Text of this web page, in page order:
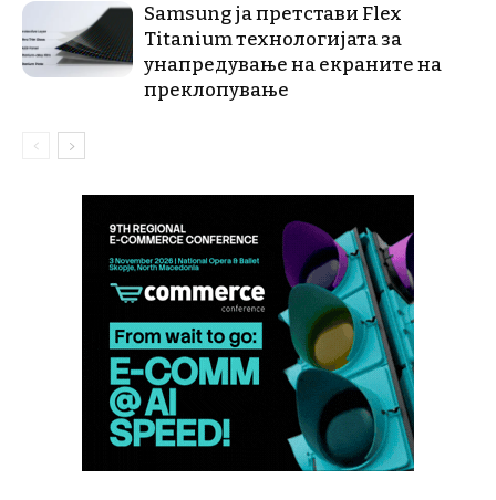
Samsung ја претстави Flex
Titanium технологијата за
унапредување на екраните на
преклопување